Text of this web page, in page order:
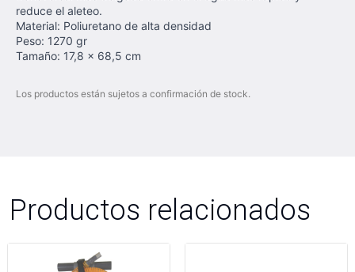
reduce el aleteo.
Material: Poliuretano de alta densidad
Peso: 1270 gr
Tamaño: 17,8 x 68,5 cm
Los productos están sujetos a confirmación de stock.
Productos relacionados